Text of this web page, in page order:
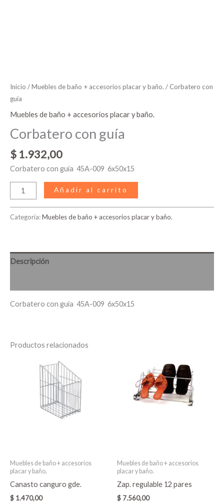
Inicio /Muebles de baño + accesorios placar y baño. / Corbatero con
guía
Muebles de baño + accesorios placar y baño.
Corbatero con guía
$ 1.932,00
Corbatero con guía 45A-009 6x50x15
Añadir al carrito
Categoría:Muebles de baño + accesorios placar y baño.
Descripción
Corbatero con guía 45A-009 6x50x15
Productos relacionados
Muebles de baño + accesorios
placar y baño.
Canasto canguro gde.
$ 1.470,00
Muebles de baño + accesorios
placar y baño.
Zap. regulable 12 pares
$ 7.560,00